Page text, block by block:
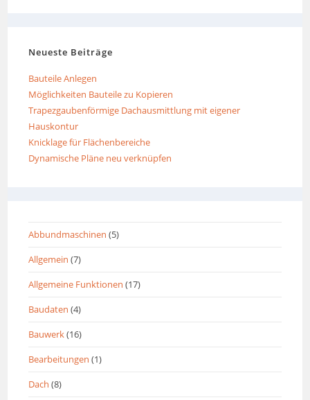
Neueste Beiträge
Bauteile Anlegen
Möglichkeiten Bauteile zu Kopieren
Trapezgaubenförmige Dachausmittlung mit eigener
Hauskontur
Knicklage für Flächenbereiche
Dynamische Pläne neu verknüpfen
Abbundmaschinen (5)
Allgemein (7)
Allgemeine Funktionen (17)
Baudaten (4)
Bauwerk(16)
Bearbeitungen (1)
Dach (8)